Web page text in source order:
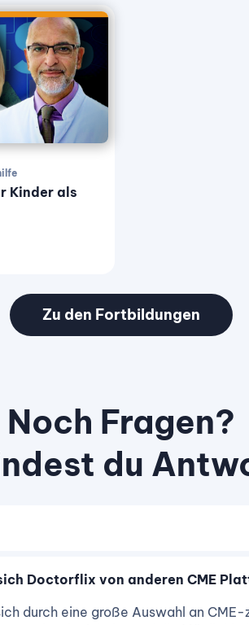
Kinder als
Zu den Fortbildungen
Noch Fragen?
du
Doctorflix von anderen CME
durch eine große Auswahl an